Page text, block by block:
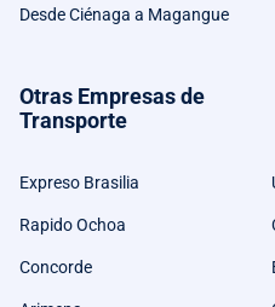
Desde Ciénaga a Magangue
Otras Empresas de
Transporte
Expreso Brasilia
Rapido Ochoa
Concorde